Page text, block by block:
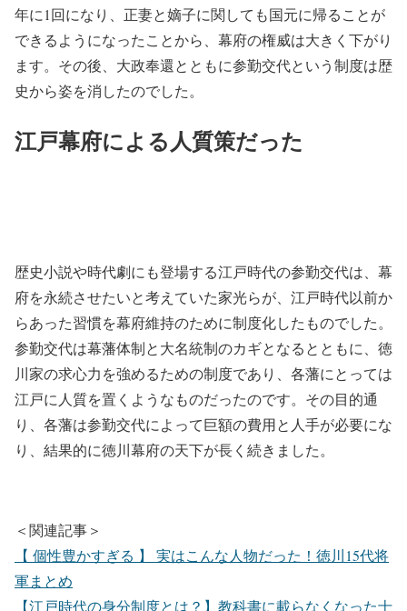
年に1回になり、正妻と嫡子に関しても国元に帰ることが
できるようになったことから、幕府の権威は大きく下がり
ます。その後、大政奉還とともに参勤交代という制度は歴
史から姿を消したのでした。
江戸幕府による人質策だった
歴史小説や時代劇にも登場する江戸時代の参勤交代は、幕
府を永続させたいと考えていた家光らが、江戸時代以前か
らあった習慣を幕府維持のために制度化したものでした。
参勤交代は幕藩体制と大名統制のカギとなるとともに、徳
川家の求心力を強めるための制度であり、各藩にとっては
江戸に人質を置くようなものだったのです。その目的通
り、各藩は参勤交代によって巨額の費用と人手が必要にな
り、結果的に徳川幕府の天下が長く続きました。
＜関連記事＞
【 個性豊かすぎる 】 実はこんな人物だった！徳川15代将
軍まとめ
【江戸時代の身分制度とは？】教科書に載らなくなった士